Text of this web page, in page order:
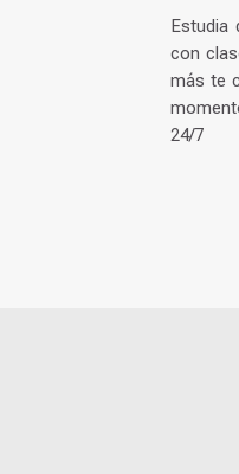
Estudia
con
más te
24/7